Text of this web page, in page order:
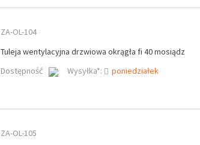
ZA-OL-104
Tuleja wentylacyjna drzwiowa okrągła fi 40 mosiądz
Dostępność
Wysyłka*: poniedziałek
ZA-OL-105